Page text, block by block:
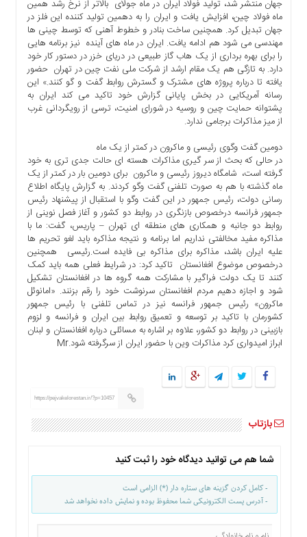
درباره
جهان منتشر شد، تولید فولاد ایران در ماه جولای بالاتر از نرخ رشد همین
ماه فولاد چین، افزایش یافت و ایران را به دهمین تولید کننده این فلز در
جهان تبدیل کرد. همچنین ساخت بنادر و خطوط آهنی که توسط چینی ها
مهندسی می شود هم ادامه یافت. ایران در ماه های آینده نیز برنامه هایی
را برای بهره برداری از یک هاب گاز طبیعی در دریای خزر در دستور کار خود
دارد. به تازگی هم یک مقام ارشد از شرکت ملی نفت چین در تهران حضور
یافته تا درباره پروژه های مشترک و گسترش روابط گفت و گو کنند.» این
رسانه آمریکایی در بخش پایانی گزارش خود تاکید می کند ایران به
پشتوانه حمایت چین و روسیه در شورای امنیت، ترسی از رویگردانی غرب
از میز مذاکرات برجامی ندارد.
دومین گفت وگوی رئیسی و ماکرون در کمتر از یک ماه
در حالی که بحث از سر گیری مذاکرات هسته ای حالت جدی تری به خود
گرفته است، شامگاه دیروز رئیسی و ماکرون برای دومین بار در کمتر از یک
ماه گذشته با هم به صورت تلفنی گفت وگو کردند. به گزارش پایگاه اطلاع
رسانی دولت، رئیس جمهور در این گفت وگو با استقبال از پیشنهاد رئیس
جمهور فرانسه درخصوص بازنگری در روابط دو کشور و آغاز فصل نوینی از
روابط دو جانبه و همکاری های منطقه ای تهران – پاریس، گفت: ما با
مذاکره مفید مخالفتی نداریم اما برنامه و نتیجه مذاکره باید لغو تحریم ها
علیه ایران باشد، مذاکره برای مذاکره بی فایده است.رئیسی همچنین
درخصوص موضوع افغانستان تاکید کرد: در شرایط فعلی همه باید کمک
کنند تا یک دولت فراگیر با مشارکت همه گروه ها در افغانستان تشکیل
شود و اجازه دهیم مردم افغانستان سرنوشت خود را رقم بزنند. «امانوئل
ماکرون» رئیس جمهور فرانسه نیز در تماس تلفنی با رئیس جمهور
کشورمان با تاکید بر توسعه و تعمیق روابط بین ایران و فرانسه و لزوم
بازبینی در روابط دو کشور، علاوه بر اشاره به مسائلی درباره افغانستان و لبنان
ابراز امیدواری کرد مذاکرات وین با حضور ایران از سرگرفته شود.Mr
https://pejvakelorestan.ir/?p=10457
بازتاب
شما هم می توانید دیدگاه خود را ثبت کنید
- کامل کردن گزینه های ستاره دار (*) الزامی است
- آدرس پست الکترونیکی شما محفوظ بوده و نمایش داده نخواهد شد